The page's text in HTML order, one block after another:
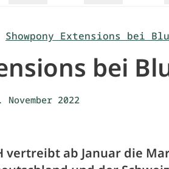
Showpony Extensions bei
bei
November 2022
vertreibt ab Januar die